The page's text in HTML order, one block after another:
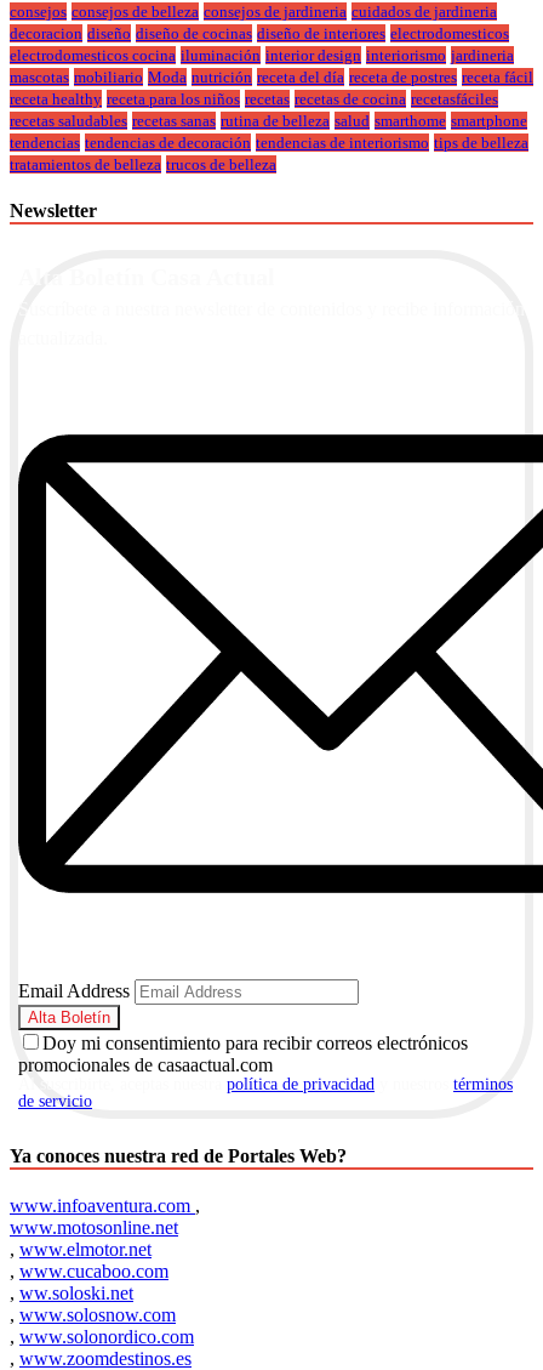
consejos consejos de belleza consejos de jardineria cuidados de jardineria
decoracion diseño diseño de cocinas diseño de interiores electrodomesticos
electrodomesticos cocina iluminación interior design interiorismo jardineria
mascotas mobiliario Moda nutrición receta del día receta de postres receta fácil
receta healthy receta para los niños recetas recetas de cocina recetasfáciles
recetas saludables recetas sanas rutina de belleza salud smarthome smartphone
tendencias tendencias de decoración tendencias de interiorismo tips de belleza
tratamientos de belleza trucos de belleza
Newsletter
Email Address
Doy mi consentimiento para recibir correos electrónicos
promocionales de casaactual.com
política de privacidad
términos
de servicio
Ya conoces nuestra red de Portales Web?
www.infoaventura.com ,
www.motosonline.net
, www.elmotor.net
, www.cucaboo.com
, ww.soloski.net
, www.solosnow.com
, www.solonordico.com
, www.zoomdestinos.es